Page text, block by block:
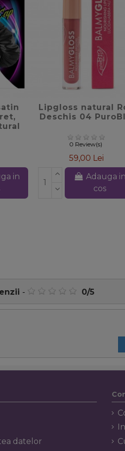
in
Lipgloss natural
Deschis 04
0 Review(s)
59,00 Lei
Adauga in
cos
- 0/5
datelor